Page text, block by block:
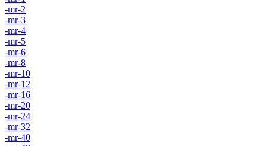
-mr-2
-mr-3
-mr-4
-mr-5
-mr-6
-mr-8
-mr-10
-mr-12
-mr-16
-mr-20
-mr-24
-mr-32
-mr-40